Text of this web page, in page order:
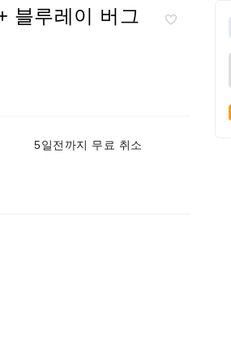
블루레이 버그
5일전까지 무료 취소